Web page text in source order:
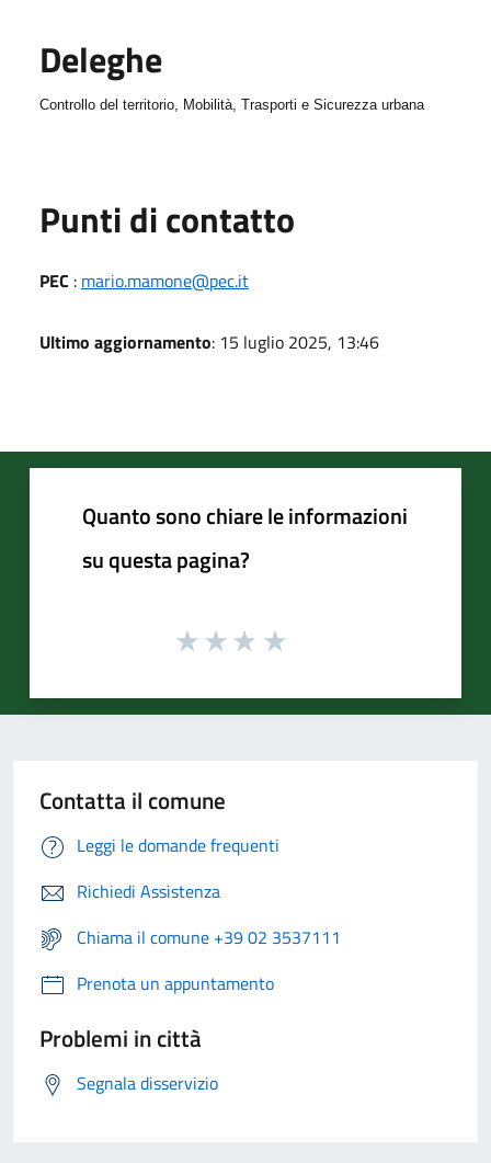
Deleghe
Controllo del territorio, Mobilità, Trasporti e Sicurezza urbana
Punti di contatto
PEC : mario.mamone@pec.it
Ultimo aggiornamento: 15 luglio 2025, 13:46
Quanto sono chiare le informazioni
su questa pagina?
Contatta il comune
Leggi le domande frequenti
Richiedi Assistenza
Chiama il comune +39 02 3537111
Prenota un appuntamento
Problemi in città
Segnala disservizio